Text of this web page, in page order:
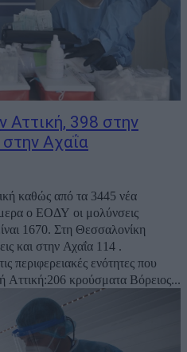
Αττική, 398 στην
Αχαΐα
καθώς από τα 3445 νέα
ο ΕΟΔΥ οι μολύνσεις
Θεσσαλονίκη
και στην Αχαΐα 114 .
περιφερειακές ενότητες που
ανήκουν στην Αττική: Ανατολική Αττική:206 κρούσματα Βόρειος...